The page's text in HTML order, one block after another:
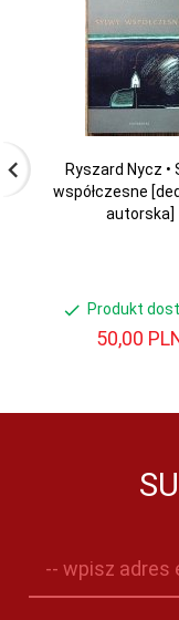
Ryszard Nycz •
współczesne
autorska]
Produkt
50,00
-- wpisz adres